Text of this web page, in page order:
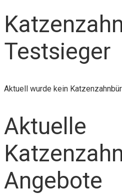
Testsieger
Aktuell wurde kein
Aktuelle
Angebote